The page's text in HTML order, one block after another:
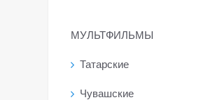
МУЛЬТФИЛЬМЫ
Татарские
Чувашские